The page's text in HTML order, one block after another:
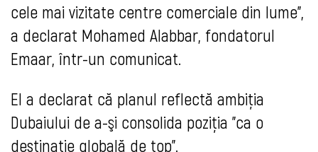
cele mai vizitate centre comerciale din lume",
a declarat Mohamed Alabbar, fondatorul
Emaar, într-un comunicat.
El a declarat că planul reflectă ambiţia
Dubaiului de a-şi consolida poziţia "ca o
destinaţie globală de top".